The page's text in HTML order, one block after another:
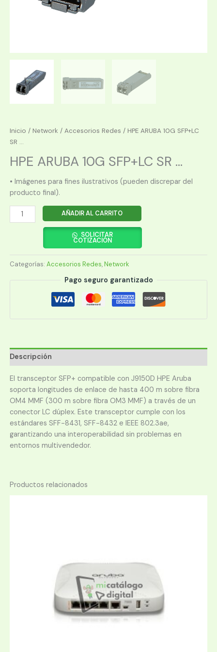
Inicio / Network / Accesorios Redes / HPE ARUBA 10G SFP+LC
SR ...
HPE ARUBA 10G SFP+LC SR ...
• Imágenes para fines ilustrativos (pueden discrepar del
producto final).
HPE
ARUBA
SR
300mMMF
AÑADIR AL CARRITO
SOLICITAR
COTIZACIÓN
Categorías: Accesorios Redes,Network
Pago seguro garantizado
Descripción
El transceptor SFP+ compatible con J9150D HPE Aruba
soporta longitudes de enlace de hasta 400 m sobre fibra
OM4 MMF (300 m sobre fibra OM3 MMF) a través de un
conector LC dúplex. Este transceptor cumple con los
estándares SFF-8431, SFF-8432 e IEEE 802.3ae,
garantizando una interoperabilidad sin problemas en
entornos multivendedor.
Productos relacionados